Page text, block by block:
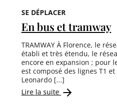
SE DÉPLACER
En bus et tramway
TRAMWAY À Florence, le
établi et très étendu, le
encore en expansion ; pour
est composé des lignes T1 et
Leonardo [...]
Lire la suite